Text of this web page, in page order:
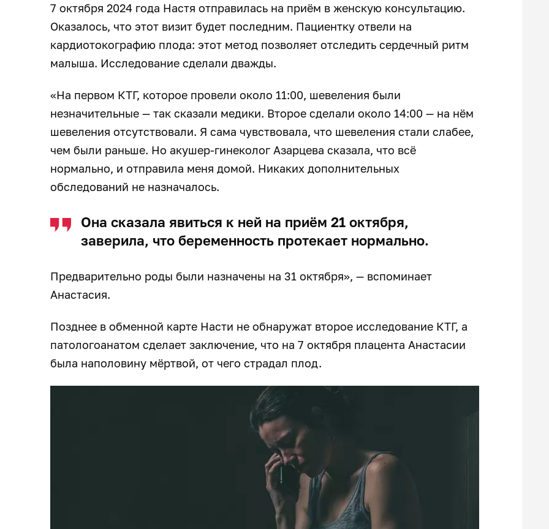
7 октября 2024 года Настя отправилась на приём в женскую консультацию.
Оказалось, что этот визит будет последним. Пациентку отвели на
кардиотокографию плода: этот метод позволяет отследить сердечный ритм
малыша. Исследование сделали дважды.
«На первом КТГ, которое провели около 11:00, шевеления были
незначительные — так сказали медики. Второе сделали около 14:00 — на нём
шевеления отсутствовали. Я сама чувствовала, что шевеления стали слабее,
чем были раньше. Но акушер-гинеколог Азарцева сказала, что всё
нормально, и отправила меня домой. Никаких дополнительных
обследований не назначалось.
Она сказала явиться к ней на приём 21 октября,
заверила, что беременность протекает нормально.
Предварительно роды были назначены на 31 октября», — вспоминает
Анастасия.
Позднее в обменной карте Насти не обнаружат второе исследование КТГ, а
патологоанатом сделает заключение, что на 7 октября плацента Анастасии
была наполовину мёртвой, от чего страдал плод.